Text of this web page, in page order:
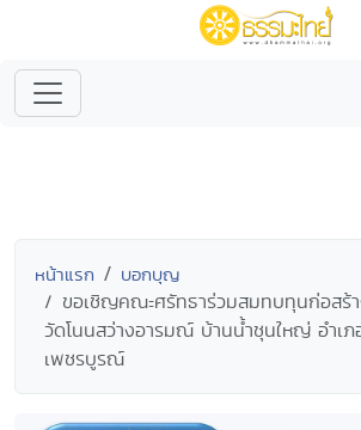
หน้าแรก บอกบุญ
ขอเชิญคณะศรัทธาร่วมสมทบทุนก่อสร้
วัดโนนสว่างอารมณ์ บ้านน้ำชุนใหญ่ อำเ
เพชรบูรณ์